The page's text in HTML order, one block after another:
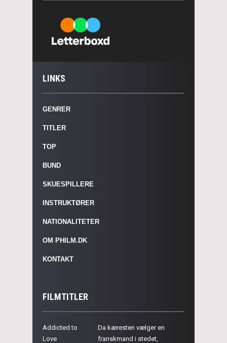
LINKS
GENRER
TITLER
TOP
BUND
SKUESPILLERE
INSTRUKTØRER
NATIONALITETER
OM PHILM.DK
KONTAKT
FILMTITLER
Addicted to
Love
Da kæresten vælger en
franskmand i stedet,